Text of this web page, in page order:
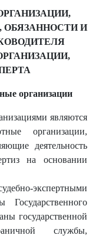
ОБЯЗАННОСТИ И
организации
являются
организации,
деятельность
на основании
экспертными
Государственного
государственной
службы,